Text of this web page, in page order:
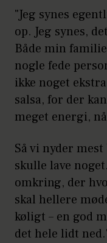
"Jeg synes
op. Jeg synes,
Både min
nogle fede
ikke noget
salsa, for der
meget energi,
Så vi nyder
skulle lave
omkring, der
skal hellere
køligt – en god
det hele lidt